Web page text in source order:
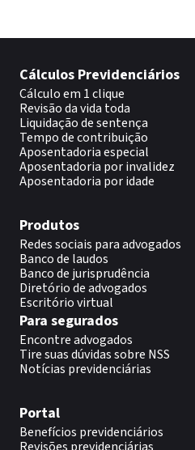
Cálculos Previdenciários
Cálculo em 1 clique
Revisão da vida toda
Liquidação de sentença
Tempo de contribuição
Aposentadoria especial
Aposentadoria por invalidez
Aposentadoria por idade
Produtos
Redes sociais para advogados
Banco de laudos
Banco de jurisprudência
Diretório de advogados
Escritório virtual
Para segurados
Encontre advogados
Tire suas dúvidas sobre NSS
Notícias previdenciárias
Portal
Benefícios previdenciários